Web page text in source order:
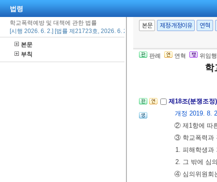
법령
학교폭력예방 및 대책에 관한 법률
[시행 2026. 6. 2.] [법률 제21723호, 2026. 6. 2., 일부개정]
본문
부칙
본문 제정·개정이유 연혁
판례 연혁 위임
학
제17조의5(재판
에 우선하여
및 제3심에서
[본조신설
제18조(분쟁조
개정 2019. 8.
② 제1항에 따
③ 학교폭력과
1. 피해학생과
2. 그 밖에 심
④ 심의위원회